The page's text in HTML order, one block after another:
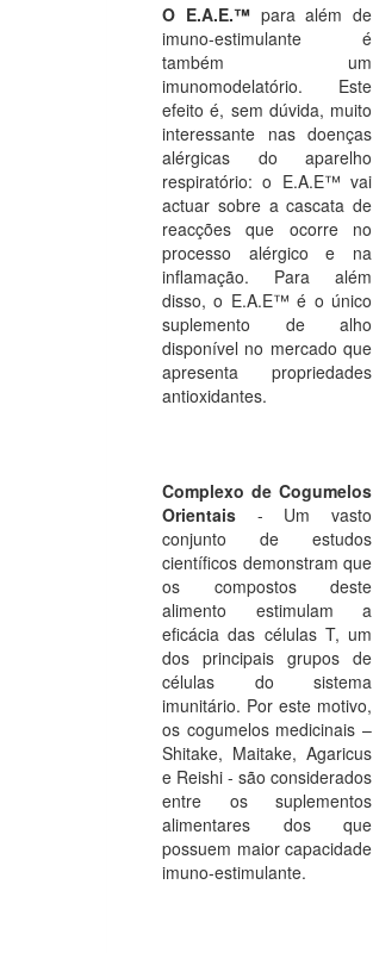
O E.A.E.™ para além de
imuno-estimulante é
também um
imunomodelatório. Este
efeito é, sem dúvida, muito
interessante nas doenças
alérgicas do aparelho
respiratório: o E.A.E™ vai
actuar sobre a cascata de
reacções que ocorre no
processo alérgico e na
inflamação. Para além
disso, o E.A.E™ é o único
suplemento de alho
disponível no mercado que
apresenta propriedades
antioxidantes.
Complexo de Cogumelos
Orientais - Um vasto
conjunto de estudos
científicos demonstram que
os compostos deste
alimento estimulam a
eficácia das células T, um
dos principais grupos de
células do sistema
imunitário. Por este motivo,
os cogumelos medicinais –
Shitake, Maitake, Agaricus
e Reishi - são considerados
entre os suplementos
alimentares dos que
possuem maior capacidade
imuno-estimulante.